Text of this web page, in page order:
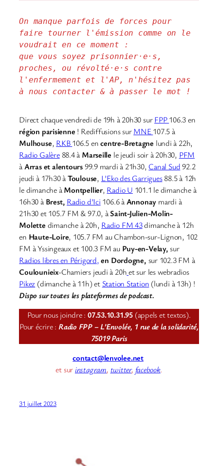
On manque parfois de forces pour
faire tourner l'émission comme on le
voudrait en ce moment :
que vous soyez prisonnier·e·s,
proches, ou révolté·e·s contre
l'enfermement et l'AP, n'hésitez pas
à nous contacter & à passer le mot !
Direct chaque vendredi de 19h à 20h30 surFPP106.3 en
région parisienne ! Rediffusions surMNE107.5 à
Mulhouse, RKB106.5 encentre-Bretagne lundi à 22h,
Radio Galère88.4 à Marseille le jeudi soir à 20h30, PFM
àArras et alentours99.9 mardi à 21h30, Canal Sud92.2
jeudi à 17h30 àToulouse, L’Eko des Garrigues88.5 à 12h
le dimanche àMontpellier, Radio U 101.1 le dimanche à
16h30 à Brest, Radio d’Ici 106.6 àAnnonay mardi à
21h30 et 105.7 FM & 97.0, àSaint-Julien-Molin-
Molette dimanche à 20h, Radio FM 43dimanche à 12h
en Haute-Loire, 105.7 FM au Chambon-sur-Lignon, 102
FM à Yssingeaux et 100.3 FM au Puy-en-Velay,sur
Radios libres en Périgord, en Dordogne, sur 102.3 FM à
Coulounieix-Chamiers jeudi à 20het sur les webradios
Pikez (dimanche à 11h) et Station Station (lundi à 13h) !
Dispo sur toutes les plateformes de podcast.
Pour nous joindre : 07.53.10.31.95 (appels et textos).
Pour écrire : Radio FPP – L’Envolée, 1 rue de la solidarité,
75019 Paris
contact@lenvolee.net
et sur instagram, twitter, facebook.
31 juillet 2023